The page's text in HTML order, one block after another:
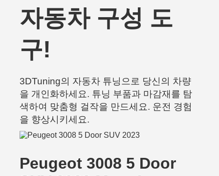
자동차 구성 도
구!
3DTuning의 자동차 튜닝으로 당신의 차량
을 개인화하세요. 튜닝 부품과 마감재를 탐
색하여 맞춤형 걸작을 만드세요. 운전 경험
을 향상시키세요.
Peugeot 3008 5 Door